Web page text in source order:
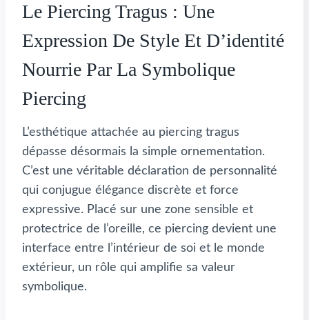
Le Piercing Tragus : Une
Expression De Style Et D’identité
Nourrie Par La Symbolique
Piercing
L’esthétique attachée au piercing tragus
dépasse désormais la simple ornementation.
C’est une véritable déclaration de personnalité
qui conjugue élégance discrète et force
expressive. Placé sur une zone sensible et
protectrice de l’oreille, ce piercing devient une
interface entre l’intérieur de soi et le monde
extérieur, un rôle qui amplifie sa valeur
symbolique.